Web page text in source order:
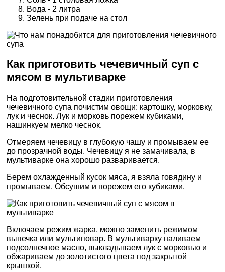
Вода - 2 литра
Зелень при подаче на стол
Как приготовить чечевичный суп с
мясом в мультиварке
На подготовительной стадии приготовления
чечевичного супа почистим овощи: картошку, морковку,
лук и чеснок. Лук и морковь порежем кубиками,
нашинкуем мелко чеснок.
Отмеряем чечевицу в глубокую чашу и промываем ее
до прозрачной воды. Чечевицу я не замачивала, в
мультиварке она хорошо разваривается.
Берем охлажденный кусок мяса, я взяла говядину и
промываем. Обсушим и порежем его кубиками.
Включаем режим жарка, можно заменить режимом
выпечка или мультиповар. В мультиварку наливаем
подсолнечное масло, выкладываем лук с морковью и
обжариваем до золотистого цвета под закрытой
крышкой.